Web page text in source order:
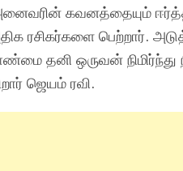
ரின்கவனத்தையும் ஈர்த்
ரசிகர்களை பெற்றார்.
தனி ஒருவன்நிமிர்ந்து
ஜெயம் ரவி.